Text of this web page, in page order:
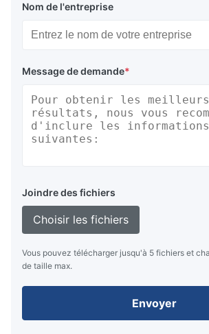
Nom de l'entreprise
Message de demande*
Joindre des fichiers
Choisir les fichiers
Vous pouvez télécharger jusqu'à 5 fichiers et
de taille max.
Envoyer